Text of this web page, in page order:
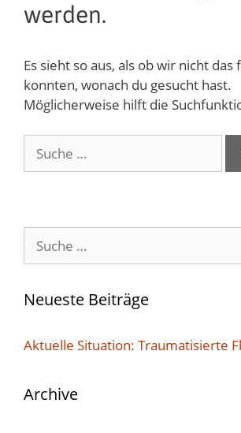
werden.
Es sieht so aus, als ob wir nicht das
konnten, wonach du gesucht hast.
Möglicherweise hilft die
nach:
nach:
Neueste Beiträge
Aktuelle Situation: Traumatisierte
Archive